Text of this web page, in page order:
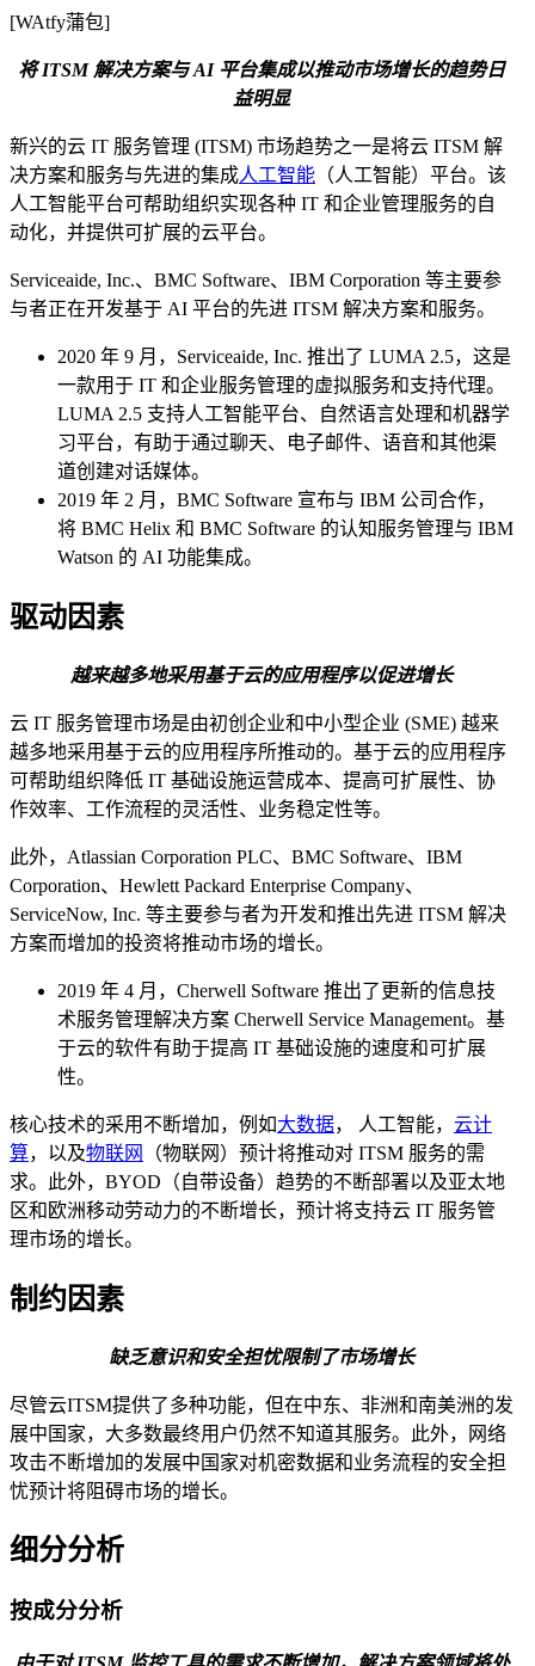
[WAtfy蒲包]
将 ITSM 解决方案与 AI 平台集成以推动市场增长的趋势日
益明显
新兴的云 IT 服务管理 (ITSM) 市场趋势之一是将云 ITSM 解
决方案和服务与先进的集成人工智能 （人工智能）平台。该
人工智能平台可帮助组织实现各种 IT 和企业管理服务的自
动化，并提供可扩展的云平台。
Serviceaide, Inc.、BMC Software、IBM Corporation 等主要参
与者正在开发基于 AI 平台的先进 ITSM 解决方案和服务。
2020 年 9 月，Serviceaide, Inc. 推出了 LUMA 2.5，这是
一款用于 IT 和企业服务管理的虚拟服务和支持代理。
LUMA 2.5 支持人工智能平台、自然语言处理和机器学
习平台，有助于通过聊天、电子邮件、语音和其他渠
道创建对话媒体。
2019 年 2 月，BMC Software 宣布与 IBM 公司合作，
将 BMC Helix 和 BMC Software 的认知服务管理与 IBM
Watson 的 AI 功能集成。
驱动因素
越来越多地采用基于云的应用程序以促进增长
云 IT 服务管理市场是由初创企业和中小型企业 (SME) 越来
越多地采用基于云的应用程序所推动的。基于云的应用程序
可帮助组织降低 IT 基础设施运营成本、提高可扩展性、协
作效率、工作流程的灵活性、业务稳定性等。
此外，Atlassian Corporation PLC、BMC Software、IBM
Corporation、Hewlett Packard Enterprise Company、
ServiceNow, Inc. 等主要参与者为开发和推出先进 ITSM 解决
方案而增加的投资将推动市场的增长。
2019 年 4 月，Cherwell Software 推出了更新的信息技
术服务管理解决方案 Cherwell Service Management。基
于云的软件有助于提高 IT 基础设施的速度和可扩展
性。
核心技术的采用不断增加，例如大数据， 人工智能， 云计
算，以及物联网
（物联网）预计将推动对 ITSM 服务的需
求。此外，BYOD（自带设备）趋势的不断部署以及亚太地
区和欧洲移动劳动力的不断增长，预计将支持云 IT 服务管
理市场的增长。
制约因素
缺乏意识和安全担忧限制了市场增长
尽管云ITSM提供了多种功能，但在中东、非洲和南美洲的发
展中国家，大多数最终用户仍然不知道其服务。此外，网络
攻击不断增加的发展中国家对机密数据和业务流程的安全担
忧预计将阻碍市场的增长。
细分分析
按成分分析